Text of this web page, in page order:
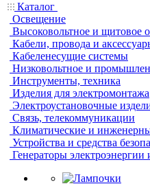
Каталог
Освещение
Высоковольтное и щитовое
Кабели, провода и
Кабеленесущие системы
Низковольтное и
Инструменты, техника
Изделия для электромонтажа
Электроустановочные
Связь, телекоммуникации
Климатические и
Устройства и средства
Генераторы